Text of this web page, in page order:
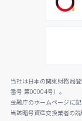
当社は日本の関東財務局
番号 第00004号）。
金融庁のホームページに
当該暗号資産交換業者の